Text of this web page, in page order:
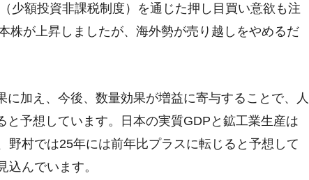
少額投資非課税制度）を通じた押し目買い意欲も注
株が上昇しましたが、海外勢が売り越しをやめるだ
加え、今後、数量効果が増益に寄与することで、人
予想しています。日本の実質GDPと鉱工業生産は
村では25年には前年比プラスに転じると予想して
んでいます。